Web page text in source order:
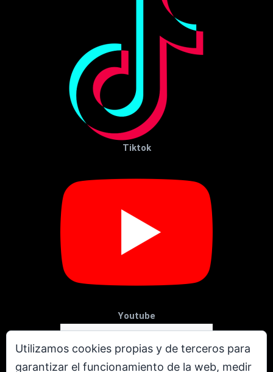
Utilizamos cookies propias y de terceros para
garantizar el funcionamiento de la web, medir
Tiktok
Youtube